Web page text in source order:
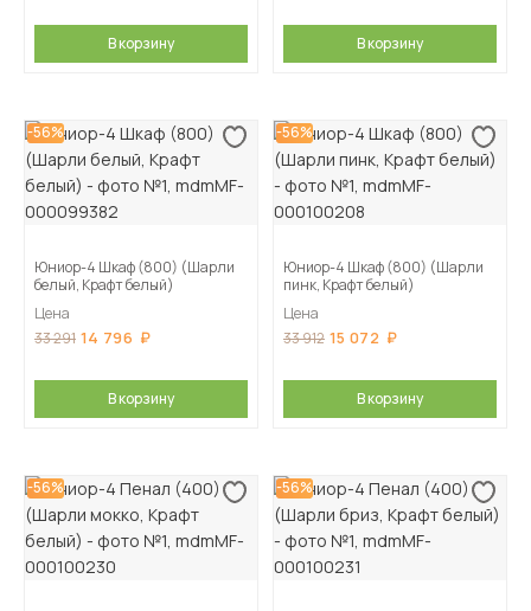
В корзину В корзину
-56%
Юниор-4 Шкаф (800) (Шарли
белый, Крафт белый)
Цена
33 291 14 796
В корзину
-56%
Юниор-4 Шкаф (800) (Шарли
пинк, Крафт белый)
Цена
33 912 15 072
В корзину
-56% -56%